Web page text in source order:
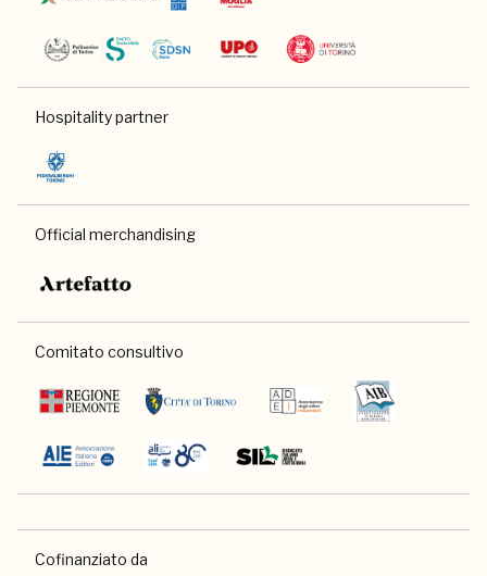
Hospitality partner
Official merchandising
Comitato consultivo
Cofinanziato da